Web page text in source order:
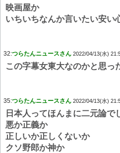
映画屋か
いちいちなんか言いたい安い
32:つらたんニュースさん 2022/04/13(水)
この字幕女東大なのかと思っ
35:つらたんニュースさん 2022/04/13(水)
日本人ってほんまに二元論で
悪か正義か
正しいか正しくないか
クソ野郎か神か